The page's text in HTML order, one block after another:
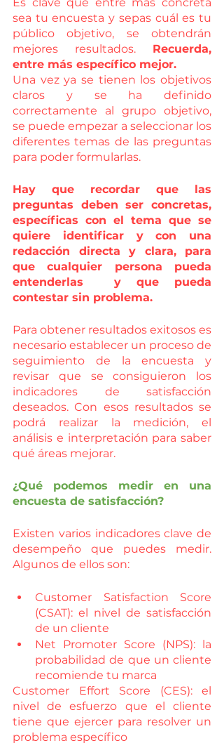
sea tu encuesta y sepas cuál es tu
público objetivo, se obtendrán
mejores resultados. Recuerda,
entre más específico mejor.
Una vez ya se tienen los objetivos
claros y se ha definido
correctamente al grupo objetivo,
se puede empezar a seleccionar los
diferentes temas de las preguntas
para poder formularlas.
Hay que recordar que las
preguntas deben ser concretas,
específicas con el tema que se
quiere identificar y con una
redacción directa y clara, para
que cualquier persona pueda
entenderlas  y que pueda
contestar sin problema.
Para obtener resultados exitosos es
necesario establecer un proceso de
seguimiento de la encuesta y
revisar que se consiguieron los
indicadores de satisfacción
deseados. Con esos resultados se
podrá realizar la medición, el
análisis e interpretación para saber
qué áreas mejorar.
¿Qué podemos medir en una
encuesta de satisfacción?
Existen varios indicadores clave de
desempeño que puedes medir.
Algunos de ellos son:
Customer Satisfaction Score
(CSAT): el nivel de satisfacción
de un cliente
Net Promoter Score (NPS): la
probabilidad de que un cliente
recomiende tu marca
Customer Effort Score (CES): el
nivel de esfuerzo que el cliente
tiene que ejercer para resolver un
problema específico